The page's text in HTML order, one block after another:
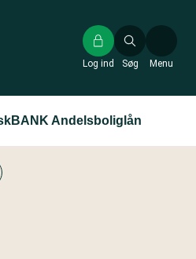
Søg
Log ind Menu
Andelsboliglån